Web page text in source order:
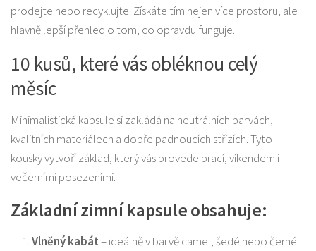
prodejte nebo recyklujte. Získáte tím nejen více prostoru, ale
hlavně lepší přehled o tom, co opravdu funguje.
10 kusů, které vás obléknou celý
měsíc
Minimalistická kapsule si zakládá na neutrálních barvách,
kvalitních materiálech a dobře padnoucích střizích. Tyto
kousky vytvoří základ, který vás provede prací, víkendem i
večerními posezeními.
Základní zimní kapsule obsahuje:
Vlněný kabát– ideálně v barvě camel, šedé nebo černé.